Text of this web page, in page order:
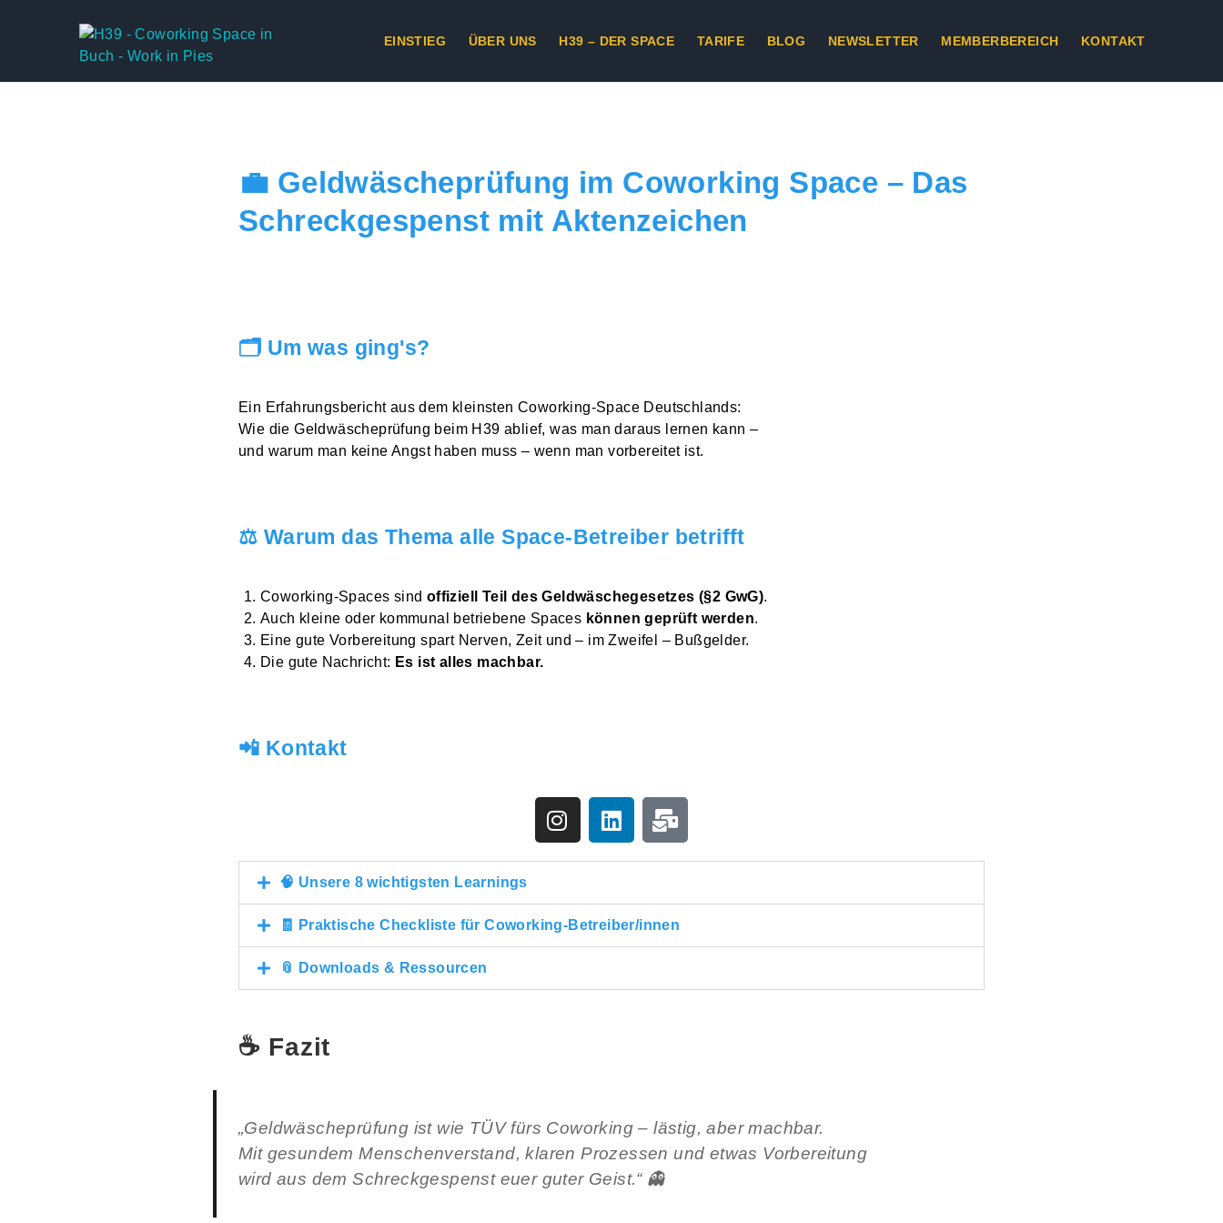
EINSTIEG ÜBER UNS H39 – DER SPACE TARIFE BLOG NEWSLETTER MEMBERBEREICH KONTAKT
💼 Geldwäscheprüfung im Coworking Space – Das
Schreckgespenst mit Aktenzeichen
🗂️ Um was ging's?
Ein Erfahrungsbericht aus dem kleinsten Coworking-Space Deutschlands:
Wie die Geldwäscheprüfung beim H39 ablief, was man daraus lernen kann –
und warum man keine Angst haben muss – wenn man vorbereitet ist.
⚖️ Warum das Thema alle Space-Betreiber betrifft
Coworking-Spaces sind offiziell Teil des Geldwäschegesetzes (§2 GwG).
Auch kleine oder kommunal betriebene Spaces können geprüft werden.
Eine gute Vorbereitung spart Nerven, Zeit und – im Zweifel – Bußgelder.
Die gute Nachricht: Es ist alles machbar.
📲 Kontakt
🧠 Unsere 8 wichtigsten Learnings
🧾 Praktische Checkliste für Coworking-Betreiber/innen
📎 Downloads & Ressourcen
☕ Fazit
„Geldwäscheprüfung ist wie TÜV fürs Coworking – lästig, aber machbar.
Mit gesundem Menschenverstand, klaren Prozessen und etwas Vorbereitung
wird aus dem Schreckgespenst euer guter Geist.“ 👻